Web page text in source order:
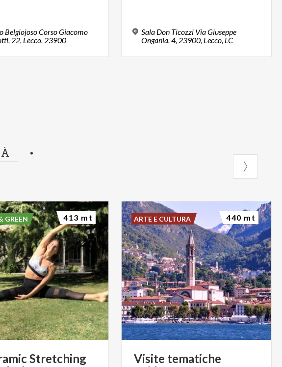
Belgiojoso Corso Giacomo
22, Lecco, 23900
Sala Don Ticozzi Via Giuseppe
Ongania, 4, 23900, Lecco, LC
Stretching
GREEN 413 mt
Visite tematiche
ARTE E CULTURA 440 mt